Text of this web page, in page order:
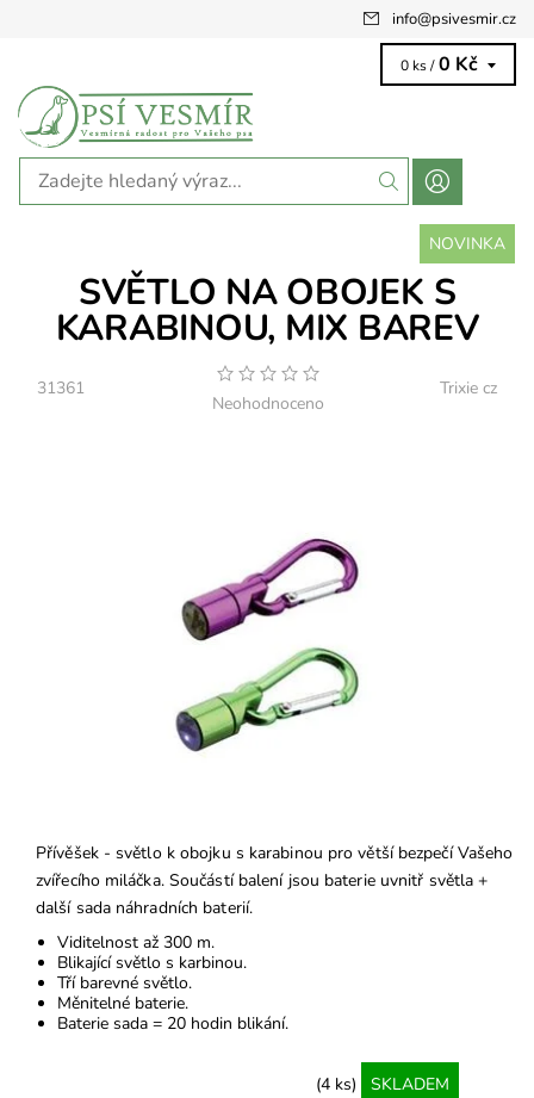
info@psivesmir.cz
0 ks / 0 Kč
NOVINKA
SVĚTLO NA OBOJEK S
KARABINOU, MIX BAREV
31361
Neohodnoceno
Trixie cz
Přívěšek - světlo k obojku s karabinou pro větší bezpečí Vašeho
zvířecího miláčka. Součástí balení jsou baterie uvnitř světla +
další sada náhradních baterií.
Viditelnost až 300 m.
Blikající světlo s karbinou.
Tří barevné světlo.
Měnitelné baterie.
Baterie sada = 20 hodin blikání.
(4 ks)
SKLADEM